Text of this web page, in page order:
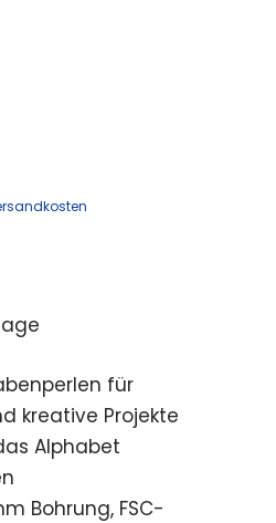
für
kreative Projekte
Alphabet
Bohrung, FSC-